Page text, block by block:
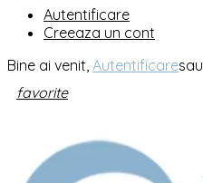
Autentificare
Creeaza un cont
Bine ai venit, Autentificaresau
favorite